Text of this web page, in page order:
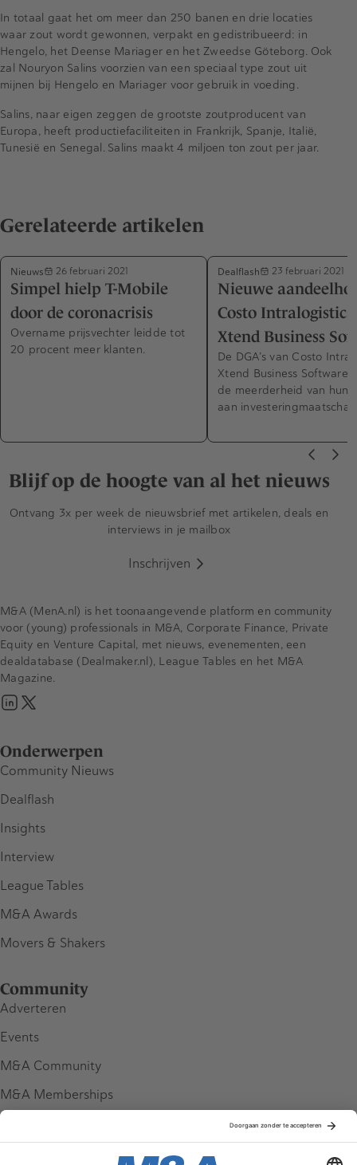
In totaal gaat het om meer dan 250 banen en drie locaties
waar zout wordt gewonnen, verpakt en gedistribueerd: in
Hengelo, het Deense Mariager en het Zweedse Göteborg. Ook
zal Nouryon Salins voorzien van een speciaal type zout uit
mijnen bij Hengelo en Mariager voor gebruik in voeding.
Salins, naar eigen zeggen de grootste zoutproducent van
Europa, heeft productiefaciliteiten in Frankrijk, Spanje, Italië,
Tunesië en Senegal. Salins maakt 4 miljoen ton zout per jaar.
Gerelateerde artikelen
Nieuws 26 februari 2021
Simpel hielp T-Mobile
door de coronacrisis
Overname prijsvechter leidde tot
20 procent meer klanten.
Dealflash 23 februari 2021
Nieuwe
Costo
Xtend Business
De DGA’s van Costo
Xtend Business Software
de meerderheid van hun
aan
Blijf op de hoogte van al het nieuws
Ontvang 3x per week de nieuwsbrief met artikelen, deals en
interviews in je mailbox
Inschrijven
Onderwerpen
Community Nieuws
Dealflash
Insights
Interview
League Tables
M&A Awards
Movers & Shakers
Community
Adverteren
Events
M&A Community
M&A Memberships
M&A (MenA.nl) is het toonaangevende platform en community
voor (young) professionals in M&A, Corporate Finance, Private
Equity en Venture Capital, met nieuws, evenementen, een
dealdatabase (Dealmaker.nl), League Tables en het M&A
Magazine.